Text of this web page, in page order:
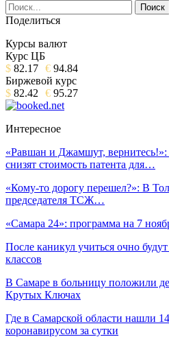
Поделиться
Курсы валют
Курс ЦБ
$ 82.17 € 94.84
Биржевой курс
$ 82.42 € 95.27
Интересное
«Равшан и Джамшут, вернитесь!»:
снизят стоимость патента для…
«Кому-то дорогу перешел?»: В
председателя ТСЖ…
«Самара 24»: программа на 7
После каникул учиться очно
классов
В Самаре в больницу положили
Крутых Ключах
Где в Самарской области нашли
коронавирусом за сутки